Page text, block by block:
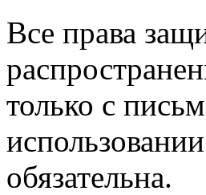
Все права
только с
обязательна.